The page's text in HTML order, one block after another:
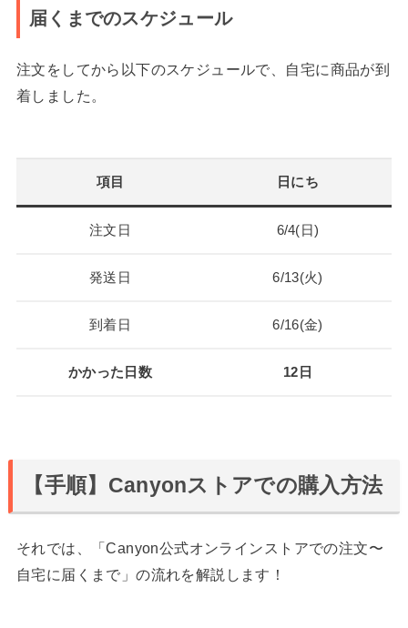
届くまでのスケジュール
注文をしてから以下のスケジュールで、自宅に商品が到
着しました。
項目 日にち
注文日 6/4(日)
発送日 6/13(火)
到着日 6/16(金)
かかった日数 12日
【手順】Canyonストアでの購入方法
それでは、「Canyon公式オンラインストアでの注文〜
自宅に届くまで」の流れを解説します！